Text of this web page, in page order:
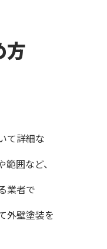
方
て詳細な
囲など、
業者で
外壁塗装を